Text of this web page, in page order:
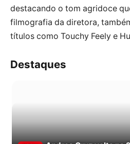
destacando o tom agridoce
filmografia da diretora,
títulos como Touchy Feely e
Destaques